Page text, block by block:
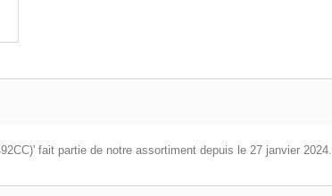
fait partie de notre assortiment depuis le 27 janvier 2024.